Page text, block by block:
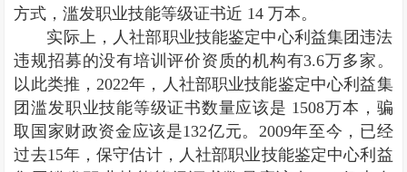
方式，滥发职业技能等级证书近 14 万本。
实际上，人社部职业技能鉴定中心利益集团违法
违规招募的没有培训评价资质的机构有3.6万多家。
以此类推，2022年，人社部职业技能鉴定中心利益集
团滥发职业技能等级证书数量应该是 1508万本，骗
取国家财政资金应该是132亿元。2009年至今，已经
过去15年，保守估计，人社部职业技能鉴定中心利益